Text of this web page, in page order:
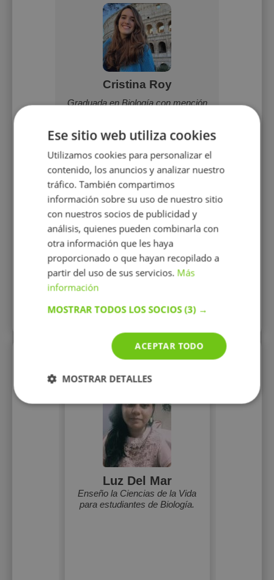
de la
Cristina Roy
Graduada en Biología con mención
molecular aplicada a patologías
experiencia en laboratorio y en
técnicas experimentales. Además,
he impartido docencia en Formación
Profesional en la rama sanitaria y en
clases particulares de ESO y
Bachillerato.
15 €/h
Mostrar perfil
Soy
y en
Más perfiles similares
Luz Del Mar
Enseño la Ciencias de la Vida
para estudiantes de Biología.
Ese sitio web utiliza cookies
Utilizamos cookies para personalizar el
contenido, los anuncios y analizar nuestro
tráfico. También compartimos
información sobre su uso de nuestro sitio
con nuestros socios de publicidad y
análisis, quienes pueden combinarla con
otra información que les haya
proporcionado o que hayan recopilado a
partir del uso de sus servicios. Más
información
MOSTRAR TODOS LOS SOCIOS(3) →
ACEPTAR TODO
MOSTRAR DETALLES